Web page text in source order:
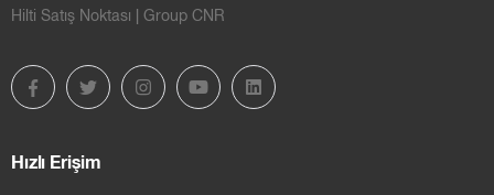
Hilti Satış Noktası | Group CNR
Hızlı Erişim